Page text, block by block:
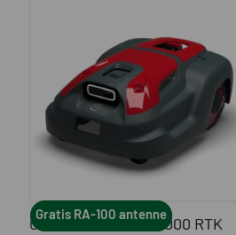
Gratis RA-100 antenne
CRAMER AICONIC 5000 RTK